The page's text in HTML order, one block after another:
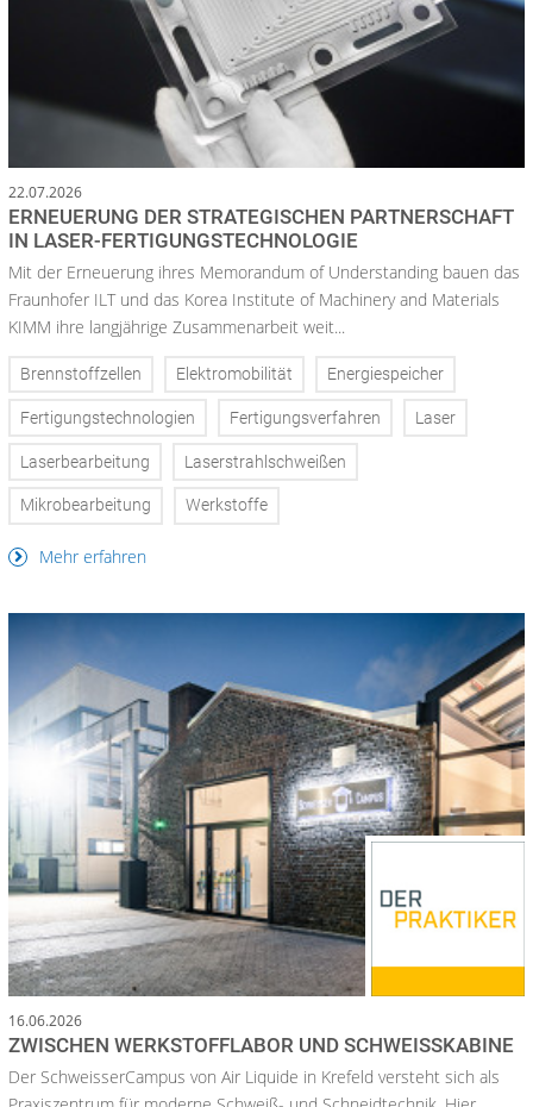
22.07.2026
ERNEUERUNG DER STRATEGISCHEN PARTNERSCHAFT
IN LASER-FERTIGUNGSTECHNOLOGIE
Mit der Erneuerung ihres Memorandum of Understanding bauen das
Fraunhofer ILT und das Korea Institute of Machinery and Materials
KIMM ihre langjährige Zusammenarbeit weit...
Brennstoffzellen Elektromobilität Energiespeicher
Fertigungstechnologien Fertigungsverfahren Laser
Laserbearbeitung Laserstrahlschweißen
Mikrobearbeitung Werkstoffe
Mehr erfahren
16.06.2026
ZWISCHEN WERKSTOFFLABOR UND SCHWEISSKABINE
Der SchweisserCampus von Air Liquide in Krefeld versteht sich als